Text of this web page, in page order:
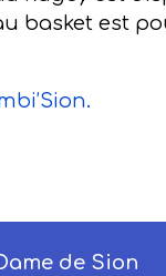
basket est
de Sion